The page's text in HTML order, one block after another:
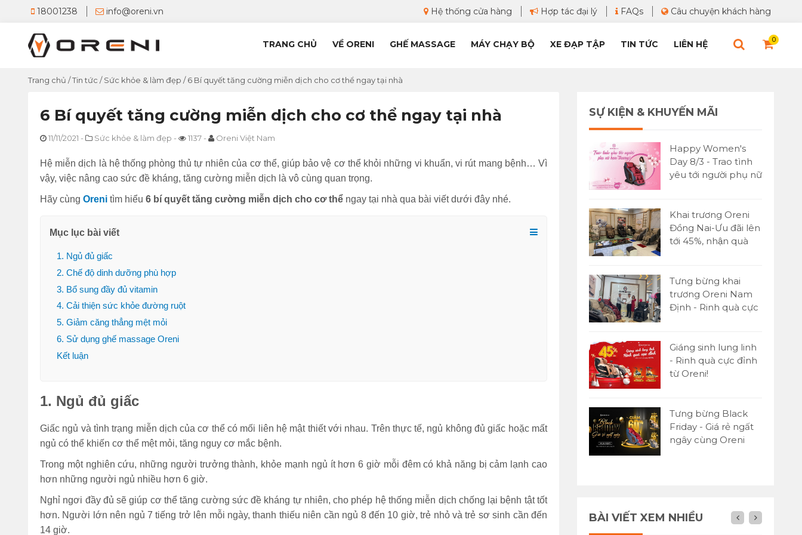
18001238 info@oreni.vn Hệ thống cửa hàng Hợp tác đại lý FAQs Câu chuyện khách hàng
0
TRANG CHỦ VỀ ORENI GHẾ MASSAGE MÁY CHẠY BỘ XE ĐẠP TẬP TIN TỨC LIÊN HỆ
Trang chủ /Tin tức /Sức khỏe & làm đẹp /6 Bí quyết tăng cường miễn dịch cho cơ thể ngay tại nhà
6 Bí quyết tăng cường miễn dịch cho cơ thể ngay tại nhà
11/11/2021 - Sức khỏe & làm đẹp - 1137 - Oreni Việt Nam
Hệ miễn dịch là hệ thống phòng thủ tự nhiên của cơ thể, giúp bảo vệ cơ thể khỏi những vi khuẩn, vi rút mang bệnh… Vì
vậy, việc nâng cao sức đề kháng, tăng cường miễn dịch là vô cùng quan trọng.
Hãy cùng Oreni tìm hiểu 6 bí quyết tăng cường miễn dịch cho cơ thể ngay tại nhà qua bài viết dưới đây nhé.
Mục lục bài viết
1. Ngủ đủ giấc
2. Chế độ dinh dưỡng phù hợp
3. Bổ sung đầy đủ vitamin
4. Cải thiện sức khỏe đường ruột
5. Giảm căng thẳng mệt mỏi
6. Sử dụng ghế massage Oreni
Kết luận
1. Ngủ đủ giấc
Giấc ngủ và tình trạng miễn dịch của cơ thể có mối liên hệ mật thiết với nhau. Trên thực tế, ngủ không đủ giấc hoặc mất
ngủ có thể khiến cơ thể mệt mỏi, tăng nguy cơ mắc bệnh.
Trong một nghiên cứu, những người trưởng thành, khỏe mạnh ngủ ít hơn 6 giờ mỗi đêm có khả năng bị cảm lạnh cao
hơn những người ngủ nhiều hơn 6 giờ.
Nghỉ ngơi đầy đủ sẽ giúp cơ thể tăng cường sức đề kháng tự nhiên, cho phép hệ thống miễn dịch chống lại bệnh tật tốt
hơn. Người lớn nên ngủ 7 tiếng trở lên mỗi ngày, thanh thiếu niên cần ngủ 8 đến 10 giờ, trẻ nhỏ và trẻ sơ sinh cần đến
14 giờ.
SỰ KIỆN & KHUYẾN MÃI
Happy Women's
Day 8/3 - Trao tình
yêu tới người phụ nữ
Khai trương Oreni
Đồng Nai-Ưu đãi lên
tới 45%, nhận quà
Tưng bừng khai
trương Oreni Nam
Định - Rinh quà cực
Giáng sinh lung linh
- Rinh quà cực đỉnh
từ Oreni!
Tưng bừng Black
Friday - Giá rẻ ngất
ngây cùng Oreni
BÀI VIẾT XEM NHIỀU